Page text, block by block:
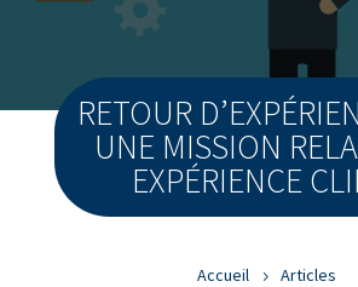
RETOUR
UNE MISSION
EXPÉRIENCE
Accueil
Articles